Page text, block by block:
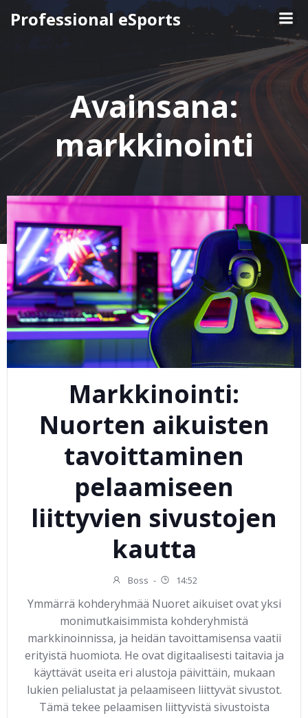
Skip
to
Professional eSports
Avainsana:
markkinointi
Markkinointi:
Nuorten aikuisten
tavoittaminen
pelaamiseen
liittyvien sivustojen
kautta
Boss - 14:52
Ymmärrä kohderyhmää Nuoret aikuiset ovat yksi
monimutkaisimmista kohderyhmistä
markkinoinnissa, ja heidän tavoittamisensa vaatii
erityistä huomiota. He ovat digitaalisesti taitavia ja
käyttävät useita eri alustoja päivittäin, mukaan
lukien pelialustat ja pelaamiseen liittyvät sivustot.
Tämä tekee pelaamisen liittyvistä sivustoista